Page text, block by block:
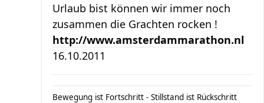
Urlaub bist können wir immer noch
zusammen die Grachten rocken !
http://www.amsterdammarathon.nl
16.10.2011
Bewegung ist Fortschritt - Stillstand ist Rückschritt